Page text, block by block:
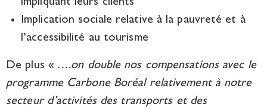
Implication sociale relative à la pauvreté et à
l’accessibilité au tourisme
De plus « ….on double nos compensations avec le
programme Carbone Boréal relativement à notre
secteur d’activités des transports et des